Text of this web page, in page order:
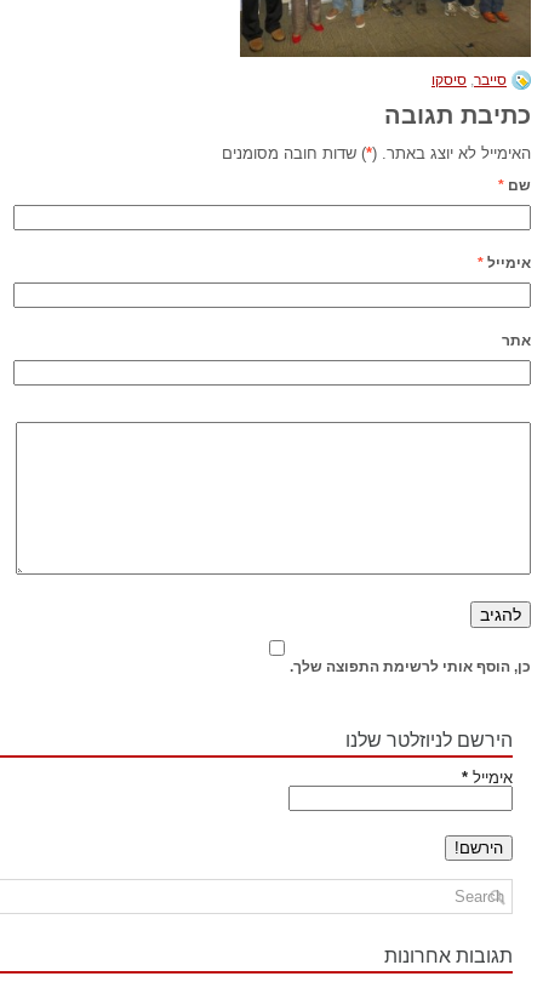
סייבר,סיסקו
כתיבת תגובה
האימייל לא יוצג באתר. ( *) שדות חובה מסומנים
שם*
אימייל*
אתר
כן, הוסף אותי לרשימת התפוצה שלך.
הירשם לניוזלטר שלנו
אימייל*
תגובות אחרונות